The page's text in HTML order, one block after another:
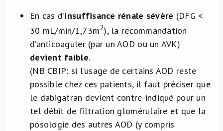
En cas d’insuffisance rénale sévère (DFG <
30 mL/min/1,73m2), la recommandation
d’anticoaguler (par un AOD ou un AVK)
devient faible.
(NB CBIP: si l’usage de certains AOD reste
possible chez ces patients, il faut préciser que
le dabigatran devient contre-indiqué pour un
tel débit de filtration glomérulaire et que la
posologie des autres AOD (y compris